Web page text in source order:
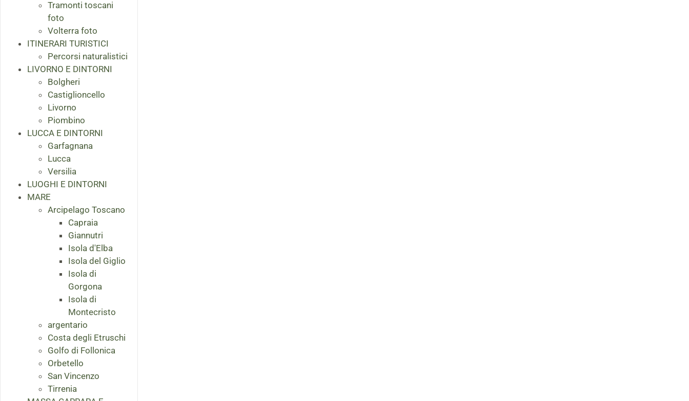
Tramonti toscani
foto
Volterra foto
ITINERARI TURISTICI
Percorsi naturalistici
LIVORNO E DINTORNI
Bolgheri
Castiglioncello
Livorno
Piombino
LUCCA E DINTORNI
Garfagnana
Lucca
Versilia
LUOGHI E DINTORNI
MARE
Arcipelago Toscano
Capraia
Giannutri
Isola d'Elba
Isola del Giglio
Isola di
Gorgona
Isola di
Montecristo
argentario
Costa degli Etruschi
Golfo di Follonica
Orbetello
San Vincenzo
Tirrenia